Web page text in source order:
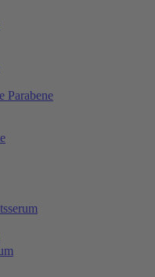
Parabene